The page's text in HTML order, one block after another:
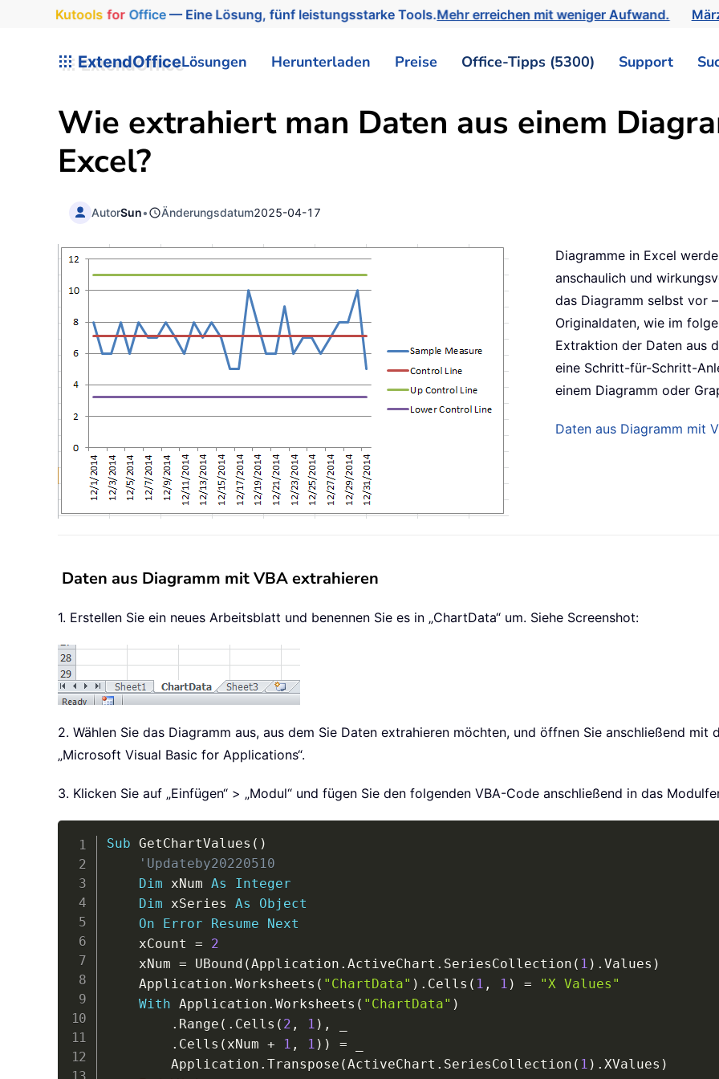
Kutools for Office— Eine Lösung, fünf leistungsstarke Tools.Mehr erreichen mit weniger Aufwand.
ExtendOfficeLösungen Herunterladen Preise Office-Tipps (5300) Support
Wie extrahiert man Daten aus einem
Excel?
AutorSun• Änderungsdatum2025-04-17
Diagramme in Excel
anschaulich und
das Diagramm selbst vor
Originaldaten, wie im
Extraktion der Daten aus
eine Schritt-für-Schritt-
einem Diagramm oder
Daten aus Diagramm mit
Daten aus Diagramm mit VBA extrahieren
1. Erstellen Sie ein neues Arbeitsblatt und benennen Sie es in „ChartData“ um. Siehe Screenshot:
2. Wählen Sie das Diagramm aus, aus dem Sie Daten extrahieren möchten, und öffnen Sie anschließend mit
„Microsoft Visual Basic for Applications“.
3. Klicken Sie auf „Einfügen“ > „Modul“ und fügen Sie den folgenden VBA-Code anschließend in das
Sub GetChartValues ( )
'Updateby20220510
Dim xNum As
Integer
Dim xSeries As
Object
On
Error Resume
Next
    xCount
=
2
    xNum
= UBound (Application . ActiveChart . SeriesCollection ( 1 ) . Values )
    Application
. Worksheets ( "ChartData" ) . Cells ( 1 , 1 ) =
"X Values"
With Application . Worksheets ( "ChartData" )
. Range ( . Cells ( 2 , 1 ) ,
. Cells ( xNum + 1 , 1 ) ) =
        Application
. Transpose (ActiveChart . SeriesCollection ( 1 ) . XValues )